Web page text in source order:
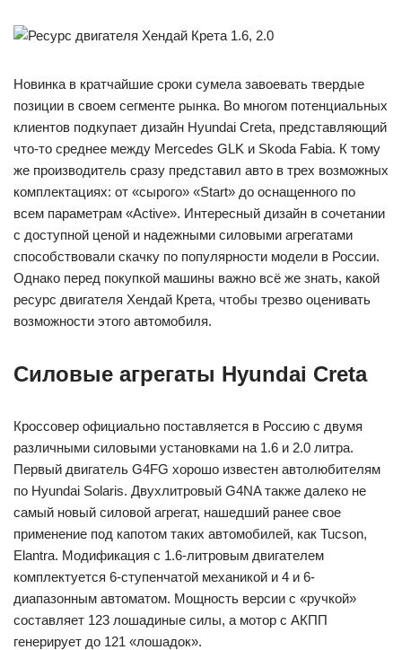
Новинка в кратчайшие сроки сумела завоевать твердые
позиции в своем сегменте рынка. Во многом потенциальных
клиентов подкупает дизайн Hyundai Creta, представляющий
что-то среднее между Mercedes GLK и Skoda Fabia. К тому
же производитель сразу представил авто в трех возможных
комплектациях: от «сырого» «Start» до оснащенного по
всем параметрам «Active». Интересный дизайн в сочетании
с доступной ценой и надежными силовыми агрегатами
способствовали скачку по популярности модели в России.
Однако перед покупкой машины важно всё же знать, какой
ресурс двигателя Хендай Крета, чтобы трезво оценивать
возможности этого автомобиля.
Силовые агрегаты Hyundai Creta
Кроссовер официально поставляется в Россию с двумя
различными силовыми установками на 1.6 и 2.0 литра.
Первый двигатель G4FG хорошо известен автолюбителям
по Hyundai Solaris. Двухлитровый G4NA также далеко не
самый новый силовой агрегат, нашедший ранее свое
применение под капотом таких автомобилей, как Tucson,
Elantra. Модификация с 1.6-литровым двигателем
комплектуется 6-ступенчатой механикой и 4 и 6-
диапазонным автоматом. Мощность версии с «ручкой»
составляет 123 лошадиные силы, а мотор с АКПП
генерирует до 121 «лошадок».